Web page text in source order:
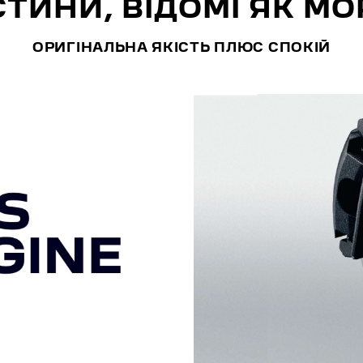
ВІДОМІ ЯК
ОРИГІНАЛЬНА ЯКІСТЬ ПЛЮС СПОКІЙ